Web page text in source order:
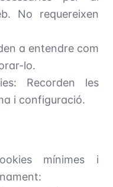
No requereixen
a entendre com
lo.
Recorden les
i configuració.
mínimes i